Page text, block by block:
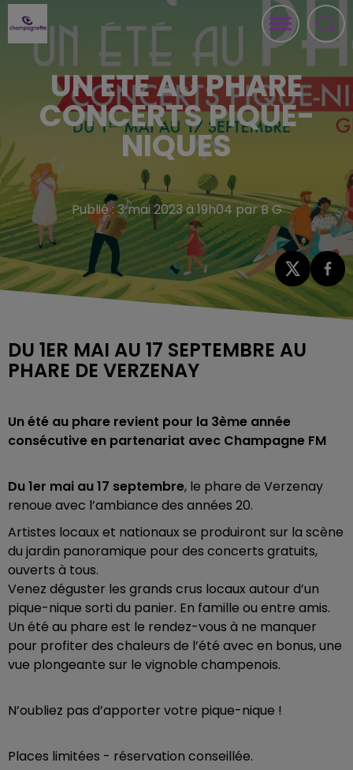
UN ETE AU PHARE
CONCERTS PIQUE-
NIQUES
Publié : 3 mai 2023 à 19h04 par B G
DU 1ER MAI AU 17 SEPTEMBRE AU
PHARE DE VERZENAY
Un été au phare revient pour la 3ème année
consécutive en partenariat avec Champagne FM
Du 1er mai au 17 septembre, le phare de Verzenay
renoue avec l’ambiance des années 20.
Artistes locaux et nationaux se produiront sur la scène
du jardin panoramique pour des concerts gratuits,
ouverts à tous.
Venez déguster les grands crus locaux autour d’un
pique-nique sorti du panier. En famille ou entre amis.
Un été au phare est le rendez-vous à ne manquer
pour profiter des chaleurs de l’été avec en bonus, une
vue plongeante sur le vignoble champenois.
N’oubliez pas d’apporter votre pique-nique !
Places limitées - réservation conseillée.